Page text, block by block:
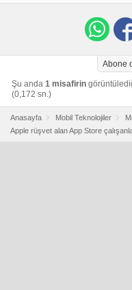
Abone
Şu anda 1 misafirin
(0,172 sn.)
Anasayfa Mobil Teknolojiler
Apple rüşvet alan App Store